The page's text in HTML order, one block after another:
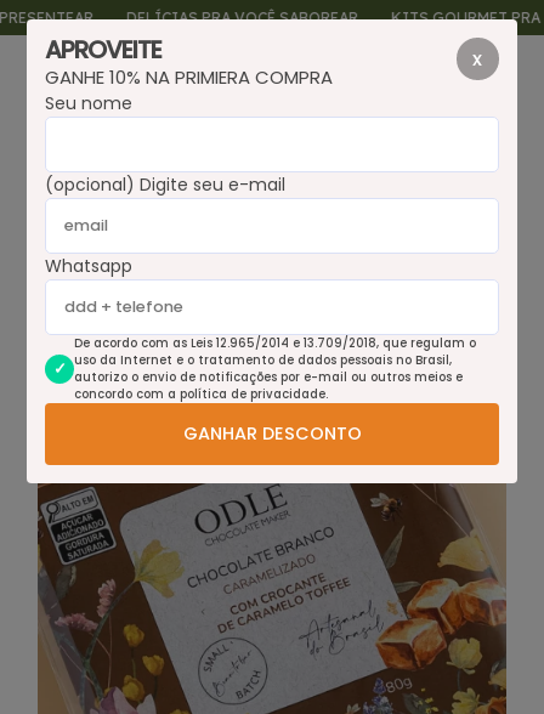
DELÍCIAS PRA VOCÊ SABOREAR KITS GOURMET PRA
x
APROVEITE
GANHE 10% NA PRIMIERA COMPRA
Seu nome
(opcional) Digite seu e-mail
Whatsapp
De acordo com as Leis 12.965/2014 e 13.709/2018, que regulam o
uso da Internet e o tratamento de dados pessoais no Brasil,
autorizo o envio de notificações por e-mail ou outros meios e
concordo com a política de privacidade.
GANHAR DESCONTO